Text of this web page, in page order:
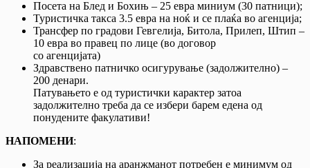
Посета на Блед и Бохињ – 25 евра миниум (30 патници);
Туристичка такса 3.5 евра на ноќ и се плаќа во агенција;
Трансфер по градови Гевгелија, Битола, Прилеп, Штип –
10 евра во правец по лице (во договор
со агенцијата)
Здравствено патничко осигурување (задолжително) –
200 денари.
Патувањето е од туристички карактер затоа
задолжително треба да се избери барем едена од
понудените факулативи!
НАПОМЕНИ:
За реализација на аранжманот потребен е минимум од